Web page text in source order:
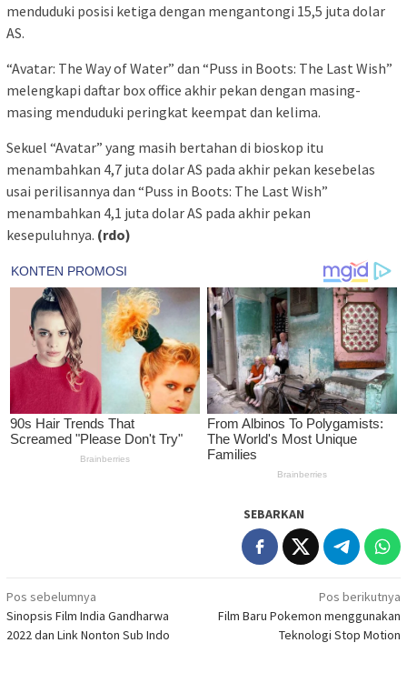
menduduki posisi ketiga dengan mengantongi 15,5 juta dolar
AS.
“Avatar: The Way of Water” dan “Puss in Boots: The Last Wish”
melengkapi daftar box office akhir pekan dengan masing-
masing menduduki peringkat keempat dan kelima.
Sekuel “Avatar” yang masih bertahan di bioskop itu
menambahkan 4,7 juta dolar AS pada akhir pekan kesebelas
usai perilisannya dan “Puss in Boots: The Last Wish”
menambahkan 4,1 juta dolar AS pada akhir pekan
kesepuluhnya. (rdo)
SEBARKAN
Navigasi
pos
Pos sebelumnya
Sinopsis Film India Gandharwa
2022 dan Link Nonton Sub Indo
Pos berikutnya
Film Baru Pokemon menggunakan
Teknologi Stop Motion